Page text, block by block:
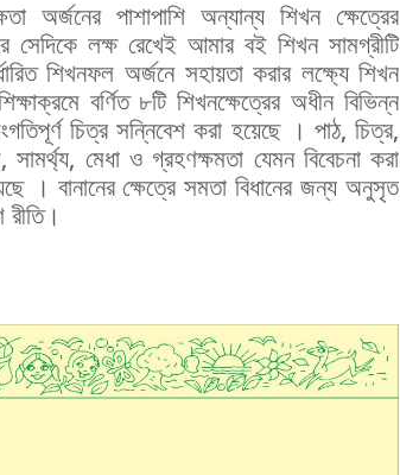
অর্জনের পাশাপাশি অন্যান্য শিখন ক্ষেত্রের
লক্ষ রেখেই আমার বই শিখন সামগ্রীটি
শিখনফল অর্জনে সহায়তা করার লক্ষ্যে শিখন
বর্ণিত ৮টি শিখনক্ষেত্রের অধীন বিভিন্ন
চিত্র সন্নিবেশ করা হয়েছে । পাঠ, চিত্র,
সামর্থ্য, মেধা ও গ্রহণক্ষমতা যেমন বিবেচনা করা
। বানানের ক্ষেত্রে সমতা বিধানের জন্য অনুসৃত
রীতি।